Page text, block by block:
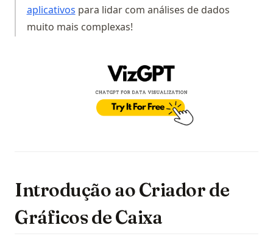
aplicativos(opens in a new tab)
para lidar com análises de dados
muito mais complexas!
Introdução ao Criador de
Gráficos de Caixa